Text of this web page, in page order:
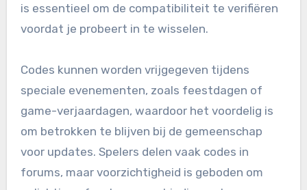
is essentieel om de compatibiliteit te verifiëren
voordat je probeert in te wisselen.
Codes kunnen worden vrijgegeven tijdens
speciale evenementen, zoals feestdagen of
game-verjaardagen, waardoor het voordelig is
om betrokken te blijven bij de gemeenschap
voor updates. Spelers delen vaak codes in
forums, maar voorzichtigheid is geboden om